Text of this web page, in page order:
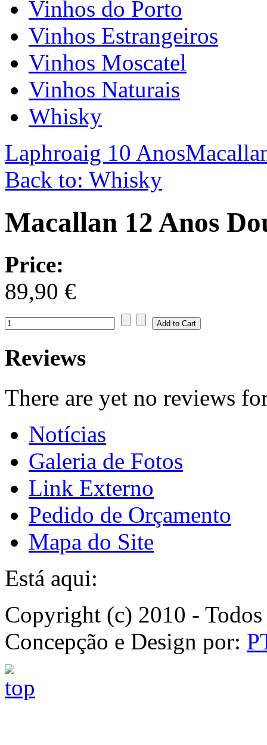
Vinhos do Porto
Vinhos Estrangeiros
Vinhos Moscatel
Vinhos Naturais
Whisky
Laphroaig 10 Anos
Back to: Whisky
Macallan 12 Anos
Price:
89,90 €
Reviews
There are yet no reviews
Notícias
Galeria de Fotos
Link Externo
Pedido de Orçamento
Mapa do Site
Está aqui:
Copyright (c) 2010 -
Concepção e Design por: